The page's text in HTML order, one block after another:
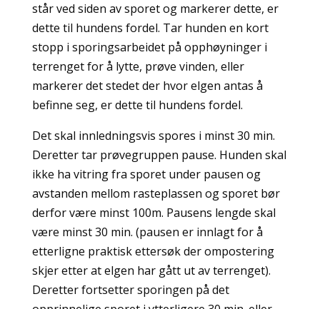
står ved siden av sporet og markerer dette, er
dette til hundens fordel. Tar hunden en kort
stopp i sporingsarbeidet på opphøyninger i
terrenget for å lytte, prøve vinden, eller
markerer det stedet der hvor elgen antas å
befinne seg, er dette til hundens fordel.
Det skal innledningsvis spores i minst 30 min.
Deretter tar prøvegruppen pause. Hunden skal
ikke ha vitring fra sporet under pausen og
avstanden mellom rasteplassen og sporet bør
derfor være minst 100m. Pausens lengde skal
være minst 30 min. (pausen er innlagt for å
etterligne praktisk ettersøk der ompostering
skjer etter at elgen har gått ut av terrenget).
Deretter fortsetter sporingen på det